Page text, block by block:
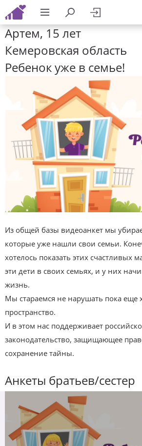
Артем, 15 лет
Кемеровская область
Ребенок уже в семье!
Из общей базы видеоанкет мы
которые уже нашли свои семьи.
хотелось показать этих счастливых
эти дети в своих семьях, и у них
жизнь.
Мы стараемся не нарушать пока еще
пространство.
И в этом нас поддерживает
законодательство, защищающее
сохранение тайны.
Анкеты братьев/сестер